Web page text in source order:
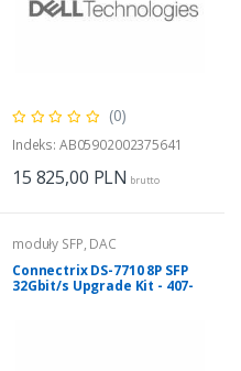
(0)
Indeks: AB05902002375641
15 825,00 PLN brutto
moduły SFP, DAC
Connectrix DS-7710 8P SFP
32Gbit/s Upgrade Kit - 407-